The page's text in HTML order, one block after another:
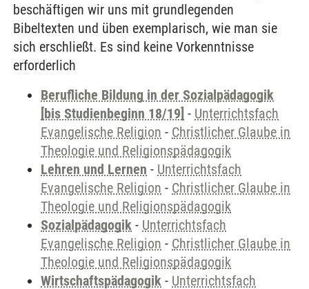
beschäftigen wir uns mit grundlegenden
Bibeltexten und üben exemplarisch, wie man sie
sich erschließt. Es sind keine Vorkenntnisse
erforderlich
Berufliche Bildung in der Sozialpädagogik
[bis Studienbeginn 18/19] - Unterrichtsfach
Evangelische Religion - Christlicher Glaube in
Theologie und Religionspädagogik
Lehren und Lernen - Unterrichtsfach
Evangelische Religion - Christlicher Glaube in
Theologie und Religionspädagogik
Sozialpädagogik - Unterrichtsfach
Evangelische Religion - Christlicher Glaube in
Theologie und Religionspädagogik
Wirtschaftspädagogik - Unterrichtsfach